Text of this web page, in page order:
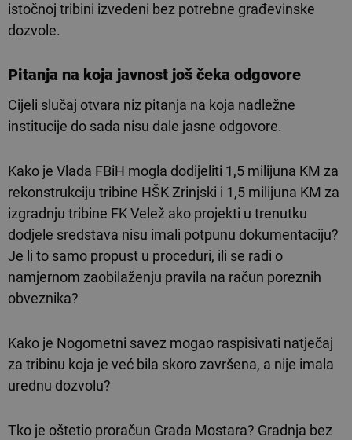
istočnoj tribini izvedeni bez potrebne građevinske
dozvole.
Pitanja na koja javnost još čeka odgovore
Cijeli slučaj otvara niz pitanja na koja nadležne
institucije do sada nisu dale jasne odgovore.
Kako je Vlada FBiH mogla dodijeliti 1,5 milijuna KM za
rekonstrukciju tribine HŠK Zrinjski i 1,5 milijuna KM za
izgradnju tribine FK Velež ako projekti u trenutku
dodjele sredstava nisu imali potpunu dokumentaciju?
Je li to samo propust u proceduri, ili se radi o
namjernom zaobilaženju pravila na račun poreznih
obveznika?
Kako je Nogometni savez mogao raspisivati natječaj
za tribinu koja je već bila skoro završena, a nije imala
urednu dozvolu?
Tko je oštetio proračun Grada Mostara? Gradnja bez